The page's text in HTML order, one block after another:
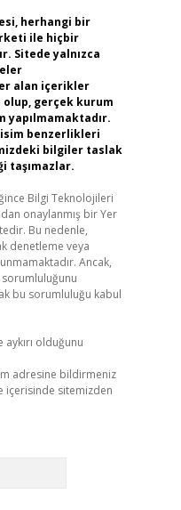
herhangi bir
ile hiçbir
Sitede yalnızca
alan içerikler
gerçek kurum
yapılmamaktadır.
benzerlikleri
bilgiler taslak
taşımazlar.
Bilgi Teknolojileri
onaylanmış bir Yer
Bu nedenle,
denetleme veya
Ancak,
sorumluluğunu
bu sorumluluğu kabul
olduğunu
adresine bildirmeniz
içerisinde sitemizden